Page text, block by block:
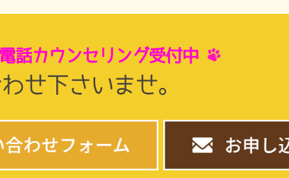
話カウンセリング受付中
せ下さいませ。